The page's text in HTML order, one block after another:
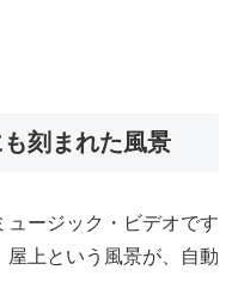
刻まれた風景
ージック・ビデオです
屋上という風景が、自動